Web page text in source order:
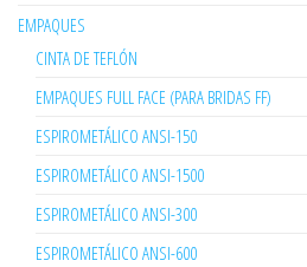
EMPAQUES
CINTA DE TEFLÓN
EMPAQUES FULL FACE (PARA BRIDAS FF)
ESPIROMETÁLICO ANSI-150
ESPIROMETÁLICO ANSI-1500
ESPIROMETÁLICO ANSI-300
ESPIROMETÁLICO ANSI-600